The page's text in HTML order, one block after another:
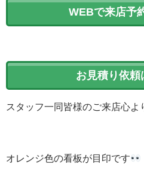
WEBで来店予
お見積り依頼
スタッフ一同皆様のご来店心よ
オレンジ色の看板が目印です